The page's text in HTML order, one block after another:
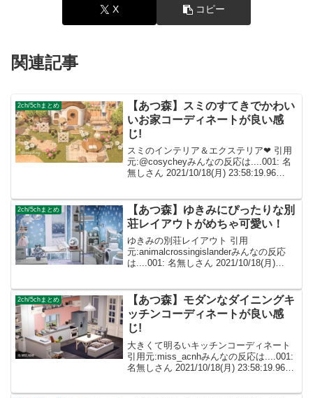
X コピー
関連記事
2ch/5chまとめ
【あつ森】スミのすてきでかわい
いお家コーディネートが良い感
じ!
スミのインテリア＆エクステリア❤ 引用
元:@cosycheyみんなの反応は....001: 名
無しさん 2021/10/18(月) 23:58:19.96
2ch/5chまとめ
【あつ森】ゆきみにぴったりな別
荘レイアウトがめちゃ可愛い！
ゆきみの別荘レイアウト 引用
元:animalcrossingislanderみんなの反応
は....001: 名無しさん 2021/10/18(月)
2ch/5chまとめ
【あつ森】モダンなダイニングキ
ッチンコーディネートが良い感
じ!
大きくて明るいキッチンコーディネート
引用元:miss_acnhみんなの反応は....001:
名無しさん 2021/10/18(月) 23:58:19.96